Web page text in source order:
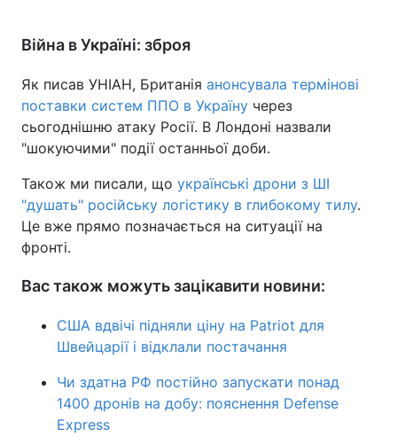
Війна в Україні: зброя
Як писав УНІАН, Британія анонсувала термінові
поставки систем ППО в Україну через
сьогоднішню атаку Росії. В Лондоні назвали
"шокуючими" події останньої доби.
Також ми писали, що українські дрони з ШІ
"душать" російську логістику в глибокому тилу.
Це вже прямо позначається на ситуації на
фронті.
Вас також можуть зацікавити новини:
США вдвічі підняли ціну на Patriot для
Швейцарії і відклали постачання
Чи здатна РФ постійно запускати понад
1400 дронів на добу: пояснення Defense
Express